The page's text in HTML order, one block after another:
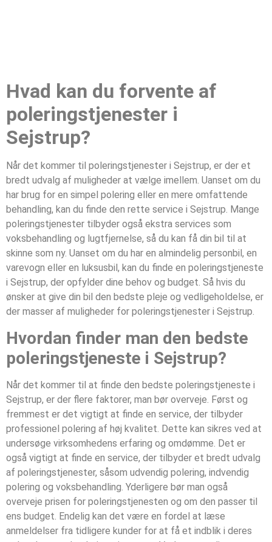
Hvad kan du forvente af
poleringstjenester i
Sejstrup?
Når det kommer til poleringstjenester i Sejstrup, er der et
bredt udvalg af muligheder at vælge imellem. Uanset om du
har brug for en simpel polering eller en mere omfattende
behandling, kan du finde den rette service i Sejstrup. Mange
poleringstjenester tilbyder også ekstra services som
voksbehandling og lugtfjernelse, så du kan få din bil til at
skinne som ny. Uanset om du har en almindelig personbil, en
varevogn eller en luksusbil, kan du finde en poleringstjeneste
i Sejstrup, der opfylder dine behov og budget. Så hvis du
ønsker at give din bil den bedste pleje og vedligeholdelse, er
der masser af muligheder for poleringstjenester i Sejstrup.
Hvordan finder man den bedste
poleringstjeneste i Sejstrup?
Når det kommer til at finde den bedste poleringstjeneste i
Sejstrup, er der flere faktorer, man bør overveje. Først og
fremmest er det vigtigt at finde en service, der tilbyder
professionel polering af høj kvalitet. Dette kan sikres ved at
undersøge virksomhedens erfaring og omdømme. Det er
også vigtigt at finde en service, der tilbyder et bredt udvalg
af poleringstjenester, såsom udvendig polering, indvendig
polering og voksbehandling. Yderligere bør man også
overveje prisen for poleringstjenesten og om den passer til
ens budget. Endelig kan det være en fordel at læse
anmeldelser fra tidligere kunder for at få et indblik i deres